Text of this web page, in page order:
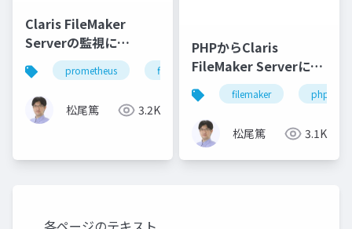
Claris FileMaker
Serverの監視に
Prometheusを活用す
る
prometheus filemaker server monitoring
松尾篤 3.2K
PHPからClaris
FileMaker Serverに接
続するには
filemaker php
松尾篤 3.1K